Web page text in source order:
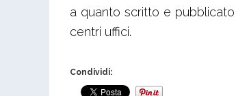
a quanto scritto e
centri uffici.
Condividi: